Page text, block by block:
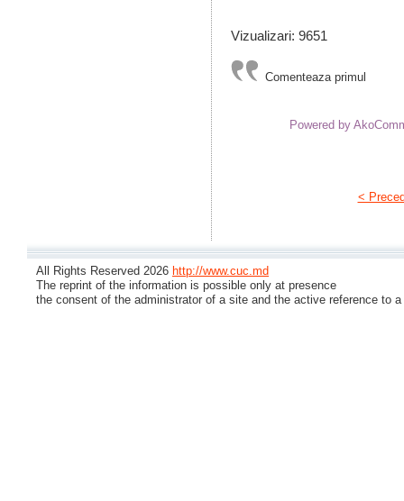
Vizualizari: 9651
Comenteaza primul
Powered by
<
All Rights Reserved 2026 http://www.cuc.md
The reprint of the information is possible only at presence
the consent of the administrator of a site and the active reference to